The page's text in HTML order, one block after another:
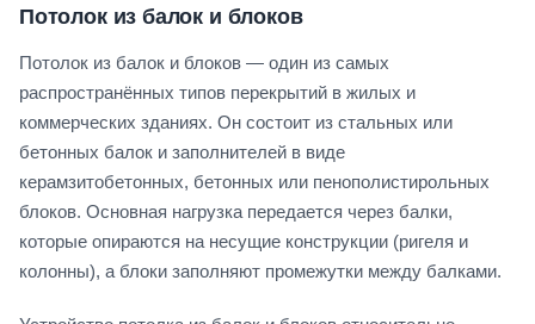
Потолок из балок и блоков
Потолок из балок и блоков — один из самых
распространённых типов перекрытий в жилых и
коммерческих зданиях. Он состоит из стальных или
бетонных балок и заполнителей в виде
керамзитобетонных, бетонных или пенополистирольных
блоков. Основная нагрузка передается через балки,
которые опираются на несущие конструкции (ригеля и
колонны), а блоки заполняют промежутки между балками.